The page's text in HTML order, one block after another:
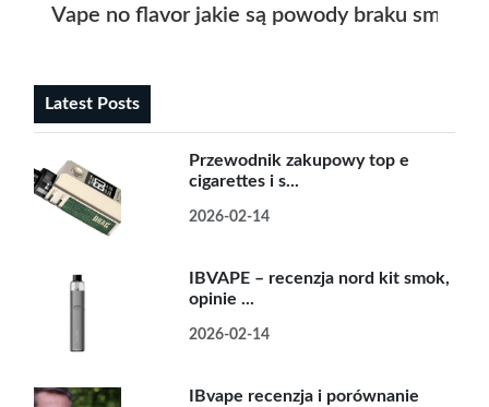
Vape no flavor jakie są powody braku smaku
Latest Posts
Przewodnik zakupowy top e
cigarettes i s...
2026-02-14
IBVAPE – recenzja nord kit smok,
opinie ...
2026-02-14
IBvape recenzja i porównanie